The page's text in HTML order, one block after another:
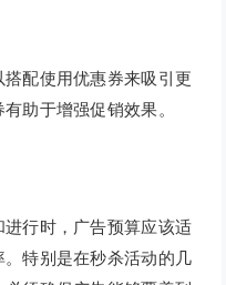
配使用优惠券来吸引更
助于增强促销效果。
行时，广告预算应该适
特别是在秒杀活动的几